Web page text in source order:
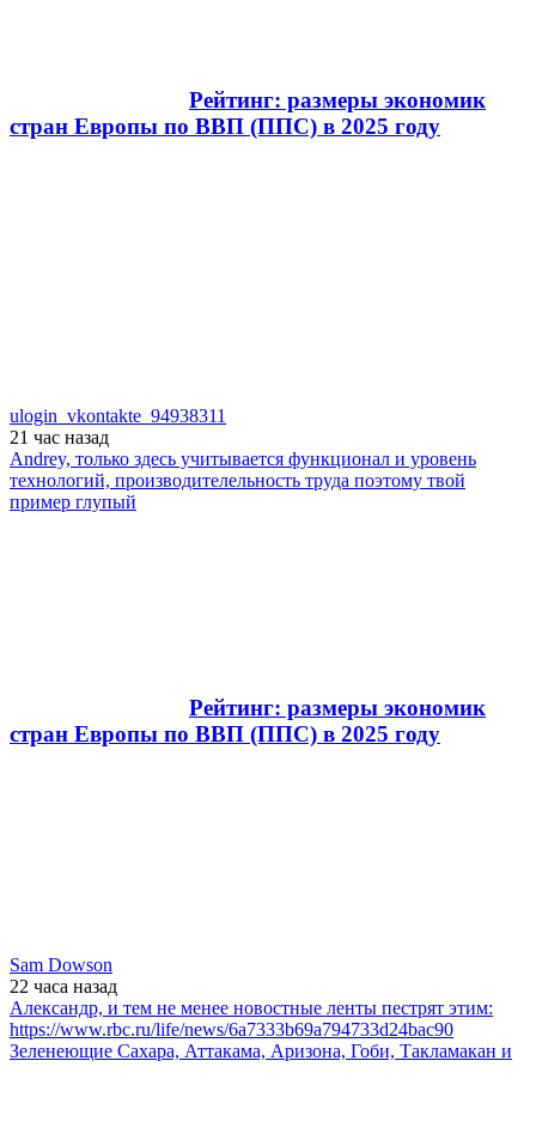
Рейтинг: размеры экономик
стран Европы по ВВП (ППС) в 2025 году
ulogin_vkontakte_94938311
21 час назад
Andrey, только здесь учитывается функционал и уровень
технологий, производителельность труда поэтому твой
пример глупый
Рейтинг: размеры экономик
стран Европы по ВВП (ППС) в 2025 году
Sam Dowson
22 часа назад
Александр, и тем не менее новостные ленты пестрят этим:
https://www.rbc.ru/life/news/6a7333b69a794733d24bac90
Зеленеющие Сахара, Аттакама, Аризона, Гоби, Такламакан и